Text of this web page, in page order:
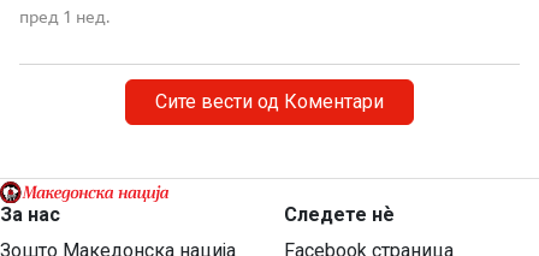
еднаш годишно го одбележуваме со говори, венци и
кога мора да си го поставиме […]
пред 1 нед.
Сите вести од Коментари
За нас
Зошто Македонска нација
Следете нѐ
Facebook страница